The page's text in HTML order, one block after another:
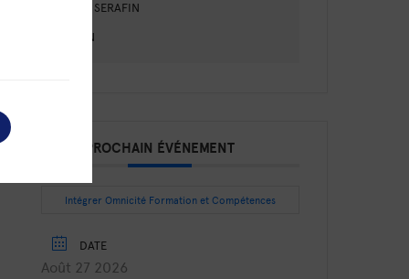
ISABELLE SERAFIN
BINJAMIN
PROCHAIN ÉVÉNEMENT
Intégrer Omnicité Formation et Compétences
DATE
Août 27 2026